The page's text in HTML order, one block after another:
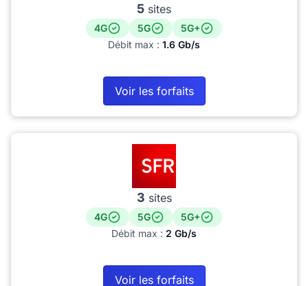
5 sites
4G 5G
5G+
Débit max : 1.6 Gb/s
Voir les forfaits
3 sites
4G 5G
5G+
Débit max : 2 Gb/s
Voir les forfaits